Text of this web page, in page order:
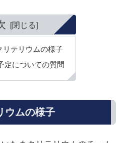
リテリウムの様子
定についての質問
ウムの様子